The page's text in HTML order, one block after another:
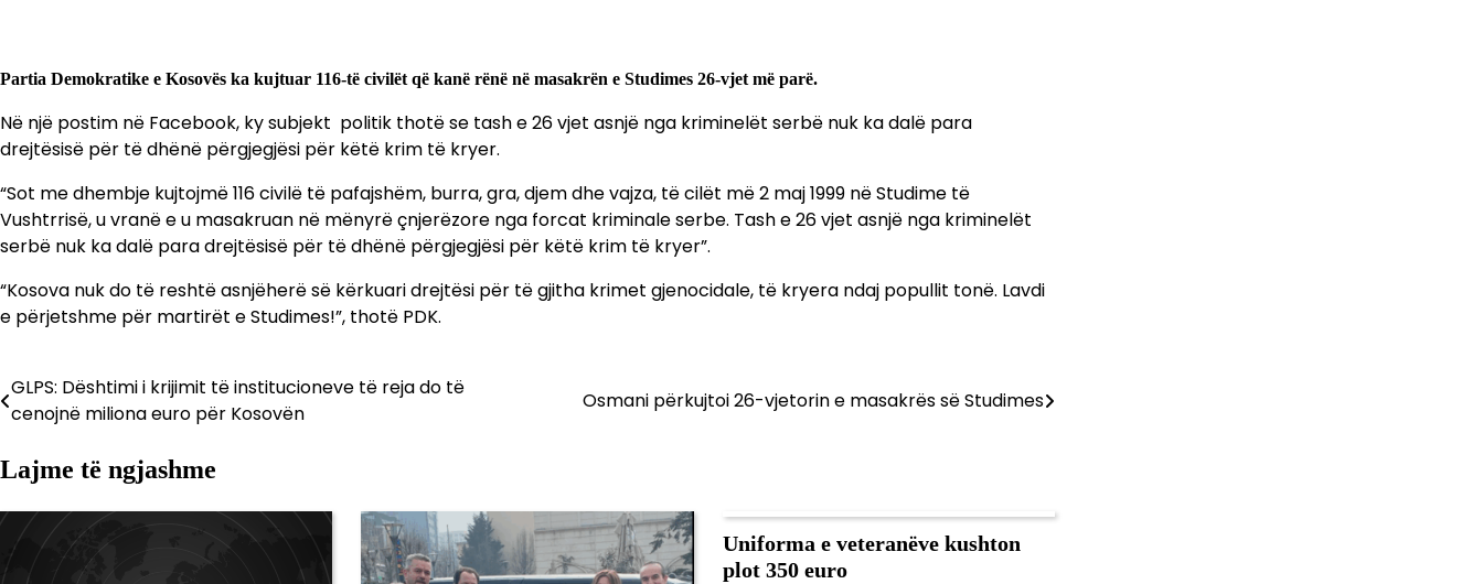
Partia Demokratike e Kosovës ka kujtuar 116-të civilët që kanë rënë në masakrën e Studimes 26-vjet më parë.
Në një postim në Facebook, ky subjekt politik thotë se tash e 26 vjet asnjë nga kriminelët serbë nuk ka dalë para
drejtësisë për të dhënë përgjegjësi për këtë krim të kryer.
“Sot me dhembje kujtojmë 116 civilë të pafajshëm, burra, gra, djem dhe vajza, të cilët më 2 maj 1999 në Studime të
Vushtrrisë, u vranë e u masakruan në mënyrë çnjerëzore nga forcat kriminale serbe. Tash e 26 vjet asnjë nga kriminelët
serbë nuk ka dalë para drejtësisë për të dhënë përgjegjësi për këtë krim të kryer”.
“Kosova nuk do të reshtë asnjëherë së kërkuari drejtësi për të gjitha krimet gjenocidale, të kryera ndaj popullit tonë. Lavdi
e përjetshme për martirët e Studimes!”, thotë PDK.
Lëvizje
postimet
GLPS: Dështimi i krijimit të institucioneve të reja do të
cenojnë miliona euro për Kosovën
Osmani përkujtoi 26-vjetorin e masakrës së Studimes
Lajme të ngjashme
Uniforma e veteranëve kushton
plot 350 euro